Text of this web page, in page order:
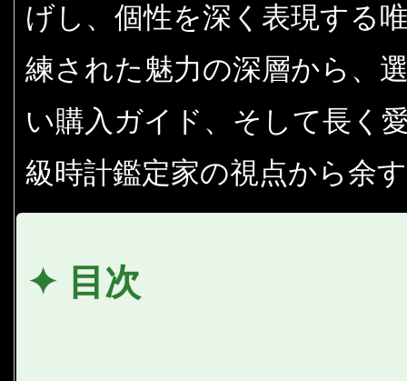
げし、個性を深く表現する
練された魅力の深層から、
い購入ガイド、そして長く
級時計鑑定家の視点から余
✦ 目次